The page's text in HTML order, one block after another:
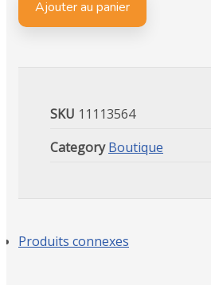
Ajouter au panier
SKU 11113564
Category Boutique
Produits connexes